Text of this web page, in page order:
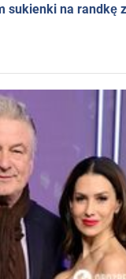
sukienki na randkę